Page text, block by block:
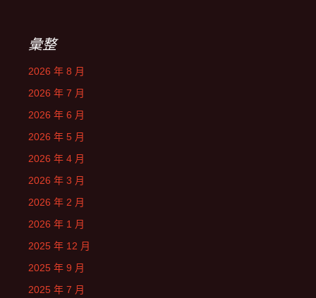
彙整
2026 年 8 月
2026 年 7 月
2026 年 6 月
2026 年 5 月
2026 年 4 月
2026 年 3 月
2026 年 2 月
2026 年 1 月
2025 年 12 月
2025 年 9 月
2025 年 7 月